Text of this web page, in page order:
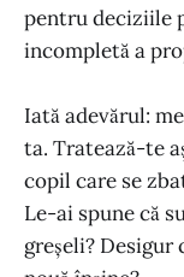
pentru deciziile
incompletă a
Iată adevărul:
ta. Tratează-te
copil care se
Le-ai spune că
greșeli? Desigur